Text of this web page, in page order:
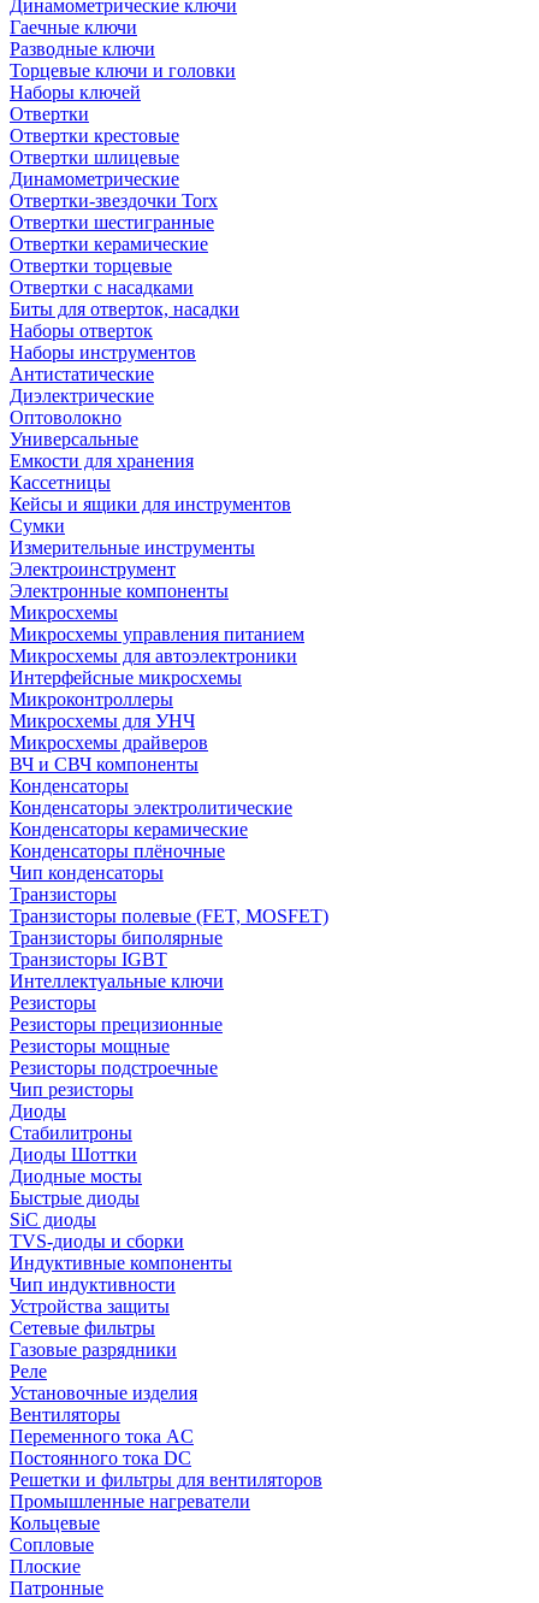
Динамометрические ключи
Гаечные ключи
Разводные ключи
Торцевые ключи и головки
Наборы ключей
Отвертки
Отвертки крестовые
Отвертки шлицевые
Динамометрические
Отвертки-звездочки Torx
Отвертки шестигранные
Отвертки керамические
Отвертки торцевые
Отвертки с насадками
Биты для отверток, насадки
Наборы отверток
Наборы инструментов
Антистатические
Диэлектрические
Оптоволокно
Универсальные
Емкости для хранения
Кассетницы
Кейсы и ящики для инструментов
Сумки
Измерительные инструменты
Электроинструмент
Электронные компоненты
Микросхемы
Микросхемы управления питанием
Микросхемы для автоэлектроники
Интерфейсные микросхемы
Микроконтроллеры
Микросхемы для УНЧ
Микросхемы драйверов
ВЧ и СВЧ компоненты
Конденсаторы
Конденсаторы электролитические
Конденсаторы керамические
Конденсаторы плёночные
Чип конденсаторы
Транзисторы
Транзисторы полевые (FET, MOSFET)
Транзисторы биполярные
Транзисторы IGBT
Интеллектуальные ключи
Резисторы
Резисторы прецизионные
Резисторы мощные
Резисторы подстроечные
Чип резисторы
Диоды
Стабилитроны
Диоды Шоттки
Диодные мосты
Быстрые диоды
SiC диоды
TVS-диоды и сборки
Индуктивные компоненты
Чип индуктивности
Устройства защиты
Сетевые фильтры
Газовые разрядники
Реле
Установочные изделия
Вентиляторы
Переменного тока AC
Постоянного тока DC
Решетки и фильтры для вентиляторов
Промышленные нагреватели
Кольцевые
Сопловые
Плоские
Патронные